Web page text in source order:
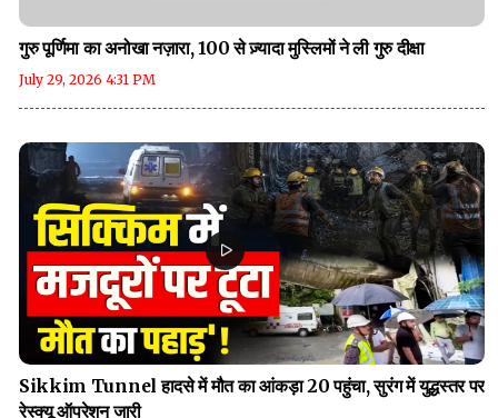
गुरु पूर्णिमा का अनोखा नज़ारा, 100 से ज़्यादा मुस्लिमों ने ली गुरु दीक्षा
July 29, 2026 4:31 PM
Sikkim Tunnel हादसे में मौत का आंकड़ा 20 पहुंचा, सुरंग में युद्धस्तर पर
रेस्क्यू ऑपरेशन जारी